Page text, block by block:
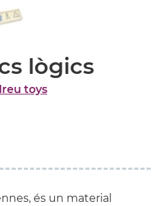
lògics
toys
, és un material